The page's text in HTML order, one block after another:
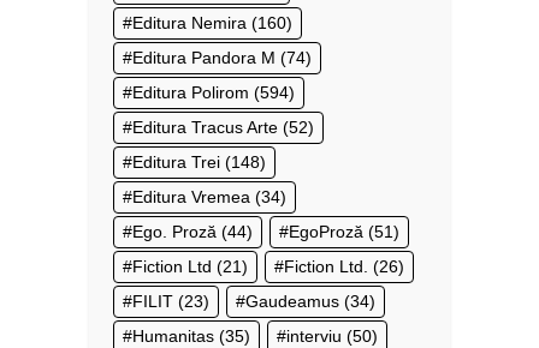
Editura Nemira (160)
Editura Pandora M (74)
Editura Polirom (594)
Editura Tracus Arte (52)
Editura Trei (148)
Editura Vremea (34)
Ego. Proză (44) EgoProză (51)
Fiction Ltd (21) Fiction Ltd. (26)
FILIT (23) Gaudeamus (34)
Humanitas (35) interviu (50)